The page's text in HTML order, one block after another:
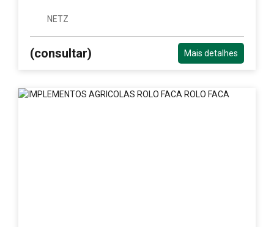
NETZ
(consultar) Mais detalhes